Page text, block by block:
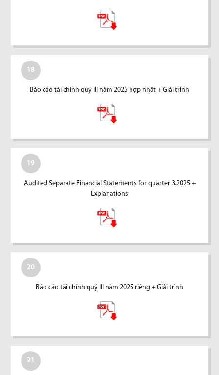
18
Báo cáo tài chính quý III năm 2025 hợp nhất + Giải trình
19
Audited Separate Financial Statements for quarter 3.2025 +
Explanations
20
Báo cáo tài chính quý III năm 2025 riêng + Giải trình
21